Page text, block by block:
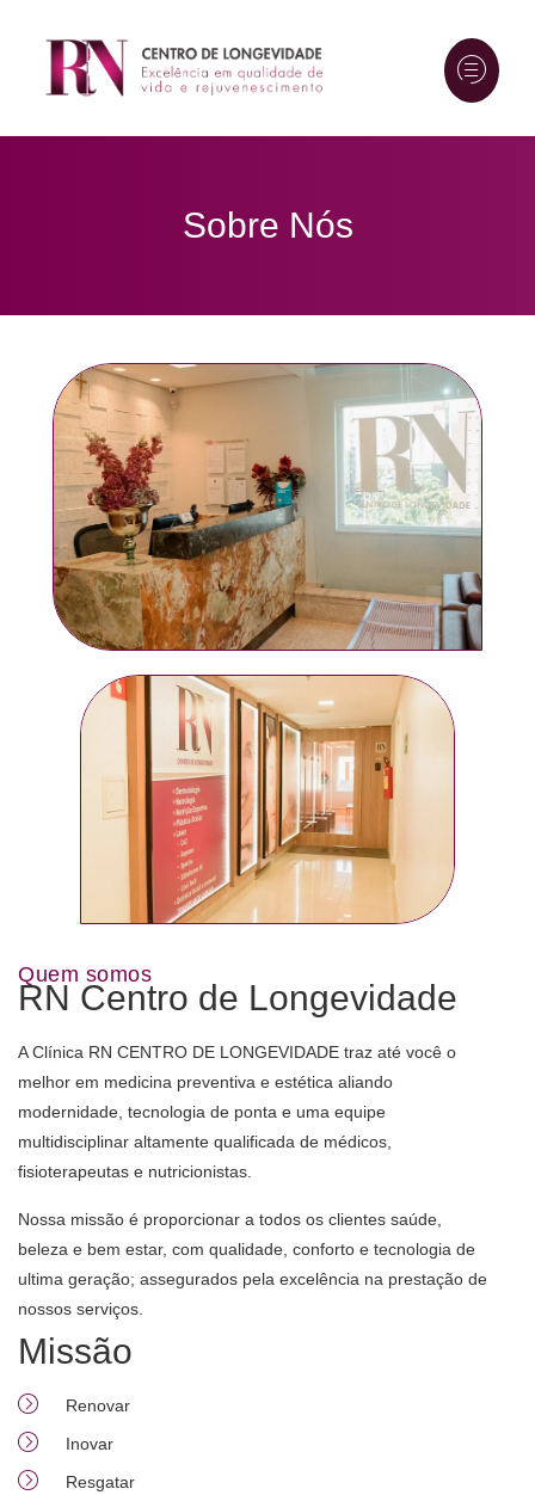
Sobre Nós
Quem somos
RN Centro de Longevidade
A Clínica RN CENTRO DE LONGEVIDADE traz até você o
melhor em medicina preventiva e estética aliando
modernidade, tecnologia de ponta e uma equipe
multidisciplinar altamente qualificada de médicos,
fisioterapeutas e nutricionistas.
Nossa missão é proporcionar a todos os clientes saúde,
beleza e bem estar, com qualidade, conforto e tecnologia de
ultima geração; assegurados pela excelência na prestação de
nossos serviços.
Missão
Renovar
Inovar
Resgatar